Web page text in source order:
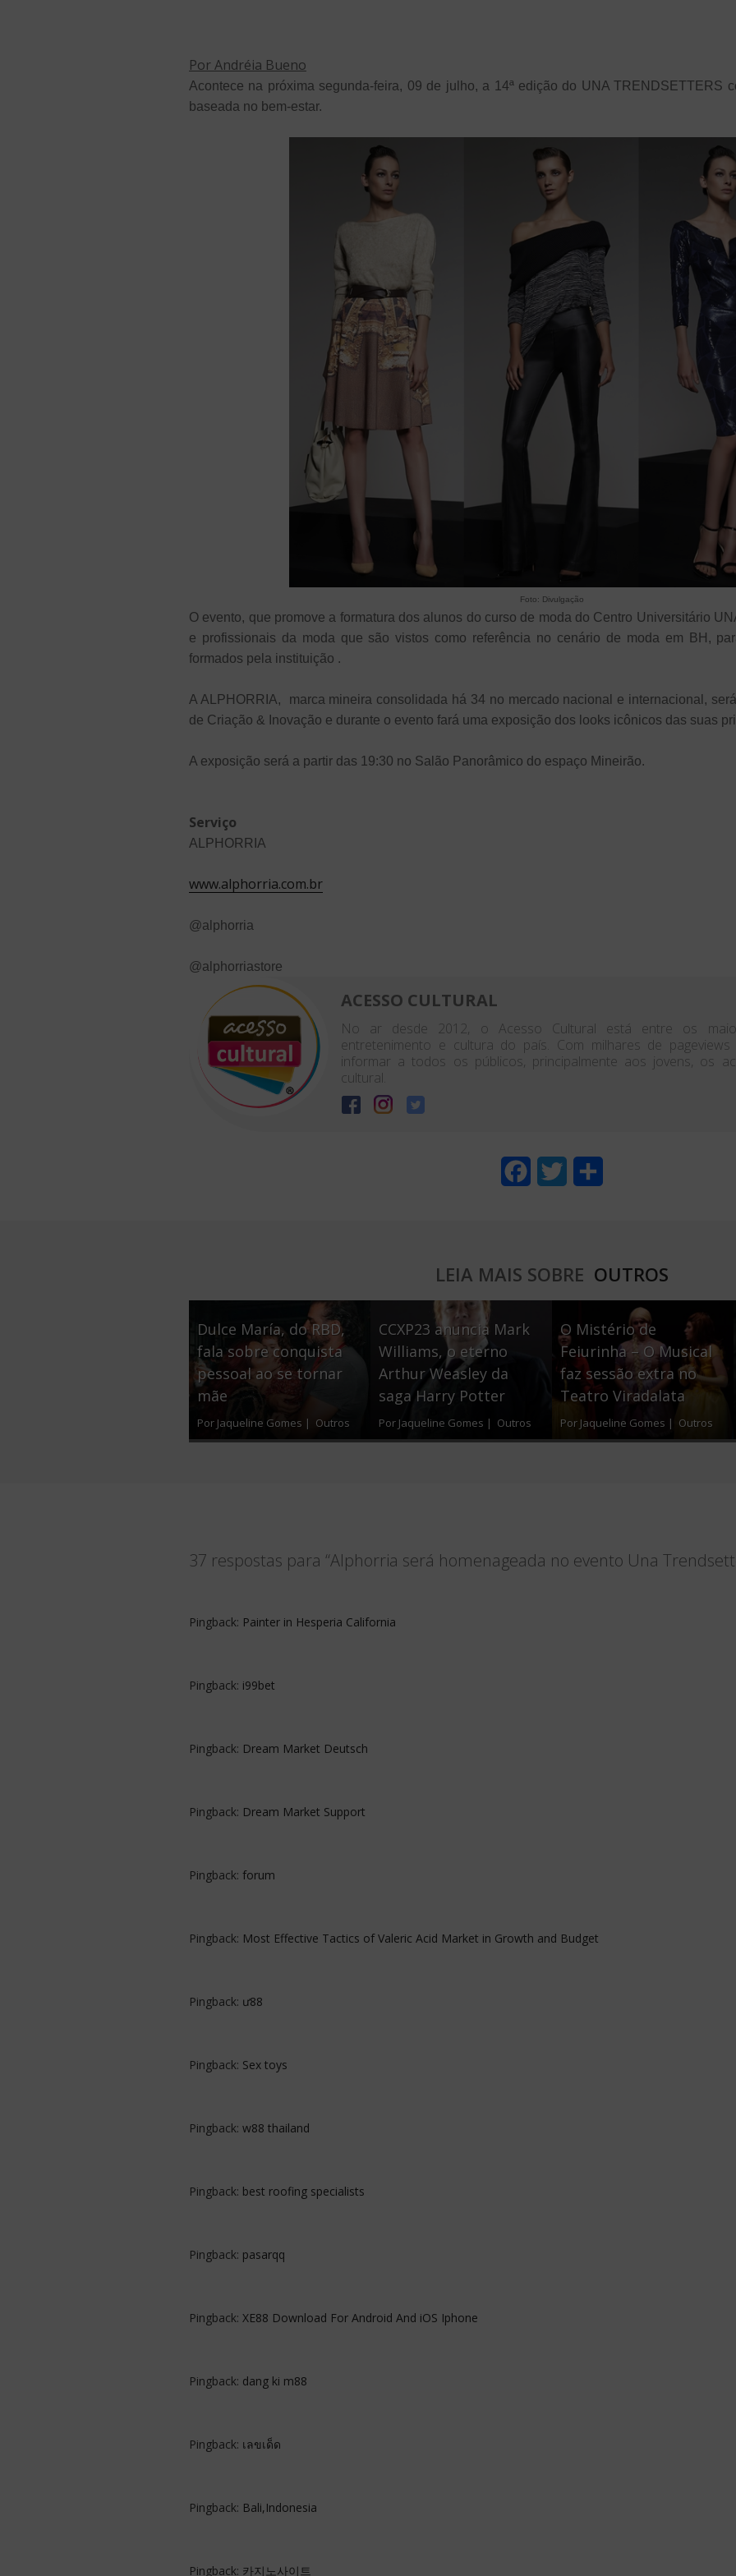
Por Andréia Bueno
Acontece na próxima segunda-feira, 09 de julho, a 14ª edição do UNA TRENDSETTERS
baseada no bem-estar.
Foto: Divulgação
O evento, que promove a formatura dos alunos do curso de moda do Centro Universitário
e profissionais da moda que são vistos como referência no cenário de moda em BH,
formados pela instituição .
A ALPHORRIA, marca mineira consolidada há 34 no mercado nacional e internacional,
de Criação & Inovação e durante o evento fará uma exposição dos looks icônicos das suas
A exposição será a partir das 19:30 no Salão Panorâmico do espaço Mineirão.
Serviço
ALPHORRIA
www.alphorria.com.br
@alphorria
@alphorriastore
ACESSO CULTURAL
No ar desde 2012, o Acesso Cultural está entre os
entretenimento e cultura do país. Com milhares de
informar a todos os públicos, principalmente aos jovens, os
cultural.
e
r
LEIA MAIS SOBRE OUTROS
Dulce María, do RBD,
fala sobre conquista
pessoal ao se tornar
mãe
Por Jaqueline Gomes | Outros
CCXP23 anuncia Mark
Williams, o eterno
Arthur Weasley da
saga Harry Potter
Por Jaqueline Gomes | Outros
O Mistério de
Feiurinha – O Musical
faz sessão extra no
Teatro Viradalata
Por Jaqueline Gomes | Outros
37 respostas para “Alphorria será homenageada no evento Una
Pingback: Painter in Hesperia California
Pingback: i99bet
Pingback: Dream Market Deutsch
Pingback: Dream Market Support
Pingback: forum
Pingback: Most Effective Tactics of Valeric Acid Market in Growth and Budget
Pingback: ư88
Pingback: Sex toys
Pingback: w88 thailand
Pingback: best roofing specialists
Pingback: pasarqq
Pingback: XE88 Download For Android And iOS Iphone
Pingback: dang ki m88
Pingback: เลขเด็ด
Pingback: Bali,Indonesia
Pingback: 카지노사이트